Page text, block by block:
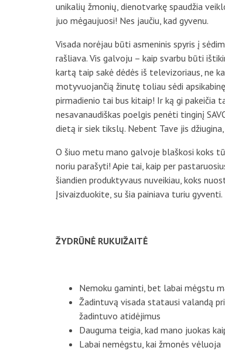
unikalių žmonių, dienotvarkę spaudžia
juo mėgaujuosi! Nes jaučiu, kad gyvenu.
Visada norėjau būti asmeninis spyris į
rašliava. Vis galvoju – kaip svarbu būti
kartą taip sakė dėdės iš televizoriaus, ne
motyvuojančią žinutę toliau sėdi
pirmadienio tai bus kitaip! Ir ką gi pakeičia
nesavanaudiškas poelgis penėti tinginį
dietą ir siek tikslų. Nebent Tave jis
O šiuo metu mano galvoje blaškosi koks
noriu parašyti! Apie tai, kaip per
šiandien produktyvaus nuveikiau, koks
Įsivaizduokite, su šia painiava turiu
ŽYDRŪNĖ RUKUIŽAITĖ
Nemoku gaminti, bet labai mėgstu
Žadintuvą visada statausi valandą
žadintuvo atidėjimus
Dauguma teigia, kad mano juokas
Labai nemėgstu, kai žmonės vėluoja